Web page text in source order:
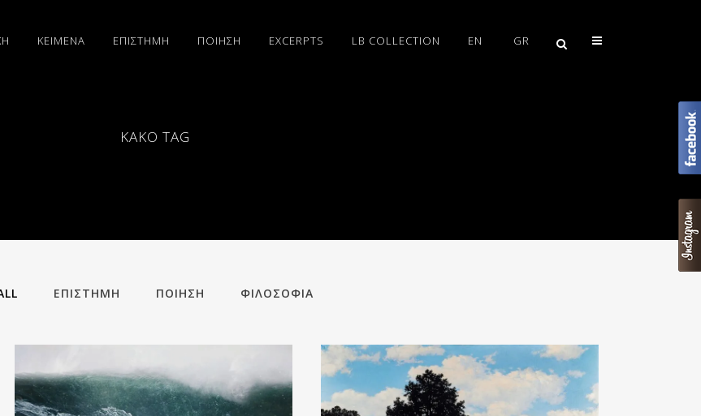
ΚΕΙΜΕΝΑ ΕΠΙΣΤΗΜΗ ΠΟΙΗΣΗ EXCERPTS LB COLLECTION EN GR
ΚΑΚΟ TAG
ΕΠΙΣΤΗΜΗ ΠΟΙΗΣΗ ΦΙΛΟΣΟΦΙΑ